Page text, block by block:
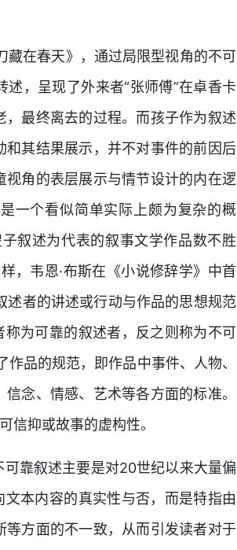
藏在春天》，通过局限型视角的不可
，呈现了外来者“张师傅”在卓香卡
最终离去的过程。而孩子作为叙述
其结果展示，并不对事件的前因后
角的表层展示与情节设计的内在逻
一个看似简单实际上颇为复杂的概
叙述为代表的叙事文学作品数不胜
，韦恩·布斯在《小说修辞学》中首
述者的讲述或行动与作品的思想规范
为可靠的叙述者，反之则称为不可
品的规范，即作品中事件、人物、
念、情感、艺术等各方面的标准。
信抑或故事的虚构性。
靠叙述主要是对20世纪以来大量偏
本内容的真实性与否，而是特指由
方面的不一致，从而引发读者对于